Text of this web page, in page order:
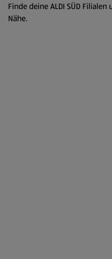
Finde deine ALDI SÜD
Nähe.